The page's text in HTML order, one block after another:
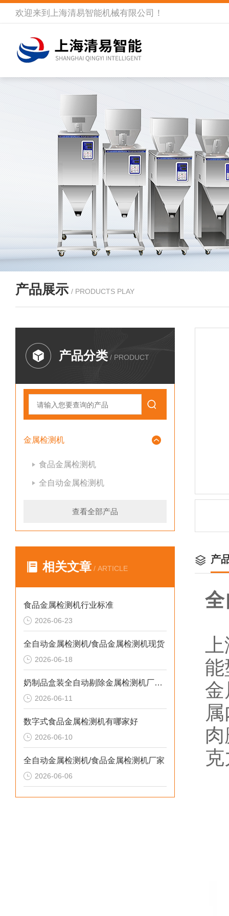
欢迎来到 上海清易智能机械有限公司 ！
产品展示 / PRODUCTS PLAY
产品分类 / PRODUCT
金属检测机
食品金属检测机
全自动金属检测机
查看全部产品
相关文章 / ARTICLE
食品金属检测机行业标准
2026-06-23
全自动金属检测机/食品金属检测机现货
2026-06-18
奶制品盒装全自动剔除金属检测机厂家生产
2026-06-11
数字式食品金属检测机有哪家好
2026-06-10
全自动金属检测机/食品金属检测机厂家
2026-06-06
产
全